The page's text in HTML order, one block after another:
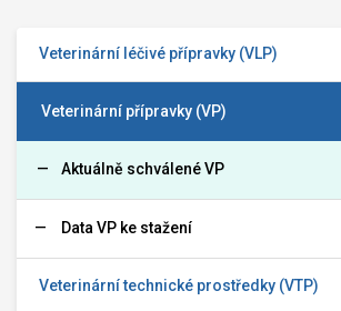
Veterinární léčivé přípravky (VLP)
Veterinární přípravky (VP)
Aktuálně schválené VP
Data VP ke stažení
Veterinární technické prostředky (VTP)